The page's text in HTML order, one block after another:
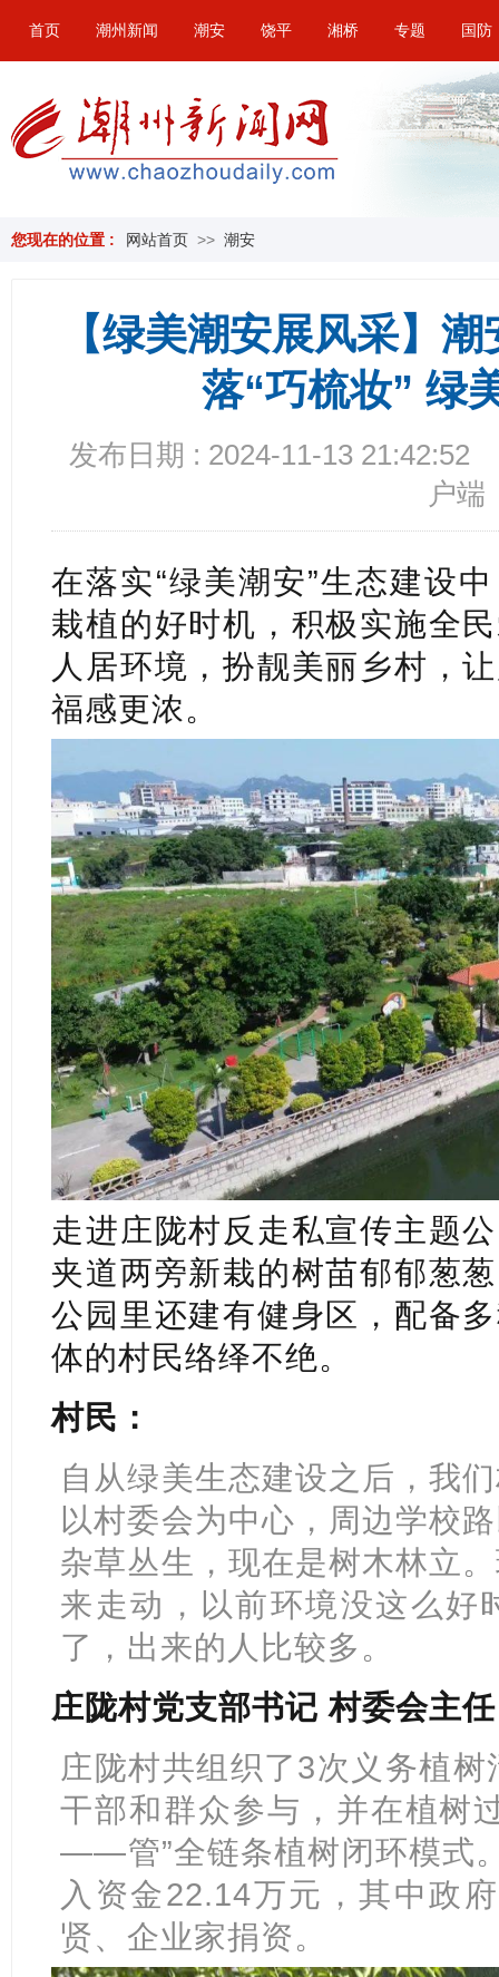
首页 潮州新闻 潮安 饶平 湘桥 专题 国防
您现在的位置 : 网站首页 >> 潮安
【绿美潮安展风采】
落“巧梳妆” 绿
发布日期 : 2024-11-13 21:42:52
户端
在落实“绿美潮安”生态建设
栽植的好时机，积极实施全
人居环境，扮靓美丽乡村，
福感更浓。
走进庄陇村反走私宣传主题
夹道两旁新栽的树苗郁郁葱
公园里还建有健身区，配备
体的村民络绎不绝。
村民：
自从绿美生态建设之后，我
以村委会为中心，周边学校
杂草丛生，现在是树木林立
来走动，以前环境没这么好
了，出来的人比较多。
庄陇村党支部书记 村委会主
庄陇村共组织了3次义务植
干部和群众参与，并在植
——管”全链条植树闭环模式
入资金22.14万元，其中政
贤、企业家捐资。